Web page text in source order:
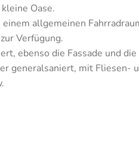
Oase.
allgemeinen
Verfügung.
ebenso die Fassade und die
generalsaniert, mit Fliesen-